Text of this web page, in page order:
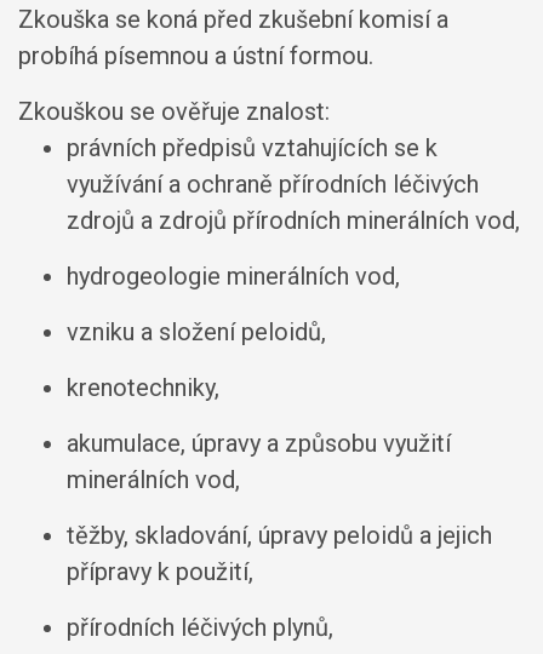
Zkouška se koná před zkušební komisí a
probíhá písemnou a ústní formou.
Zkouškou se ověřuje znalost:
právních předpisů vztahujících se k
využívání a ochraně přírodních léčivých
zdrojů a zdrojů přírodních minerálních vod,
hydrogeologie minerálních vod,
vzniku a složení peloidů,
krenotechniky,
akumulace, úpravy a způsobu využití
minerálních vod,
těžby, skladování, úpravy peloidů a jejich
přípravy k použití,
přírodních léčivých plynů,